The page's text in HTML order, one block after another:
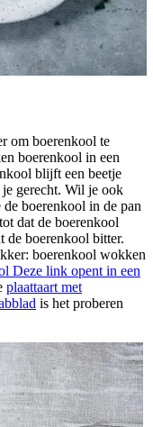
om boerenkool te
boerenkool in een
blijft een beetje
je gerecht. Wil je ook
boerenkool in de pan
dat de boerenkool
de boerenkool bitter.
boerenkool wokken
Deze link opent in een
plaattaart met
is het proberen